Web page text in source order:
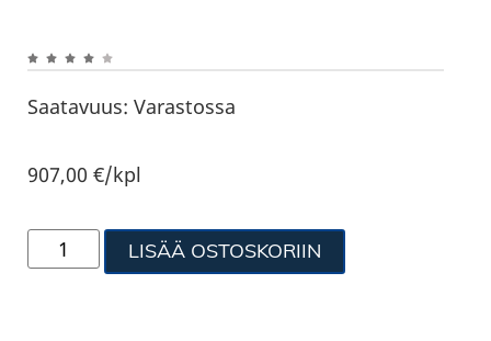
Saatavuus: Varastossa
907,00€/kpl
LISÄÄ OSTOSKORIIN